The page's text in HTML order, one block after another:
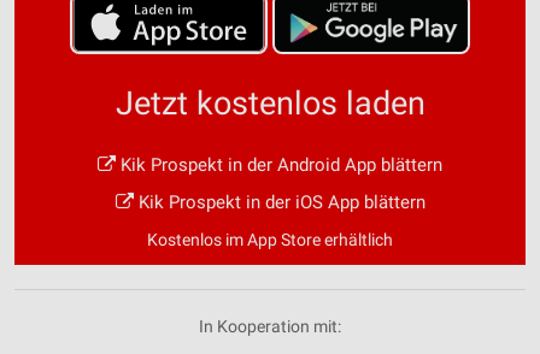
Jetzt kostenlos laden
Kik Prospekt in der Android App blättern
Kik Prospekt in der iOS App blättern
Kostenlos im App Store erhältlich
In Kooperation mit: